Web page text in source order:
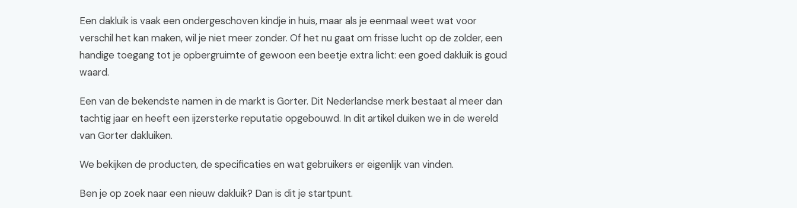
Een dakluik is vaak een ondergeschoven kindje in huis, maar als je eenmaal weet wat voor
verschil het kan maken, wil je niet meer zonder. Of het nu gaat om frisse lucht op de zolder, een
handige toegang tot je opbergruimte of gewoon een beetje extra licht: een goed dakluik is goud
waard.
Een van de bekendste namen in de markt is Gorter. Dit Nederlandse merk bestaat al meer dan
tachtig jaar en heeft een ijzersterke reputatie opgebouwd. In dit artikel duiken we in de wereld
van Gorter dakluiken.
We bekijken de producten, de specificaties en wat gebruikers er eigenlijk van vinden.
Ben je op zoek naar een nieuw dakluik? Dan is dit je startpunt.